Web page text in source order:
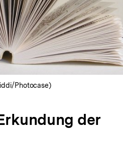
Photocase)
der